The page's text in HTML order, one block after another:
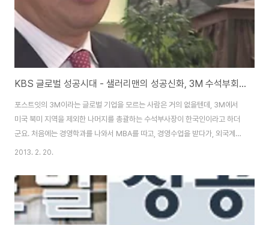
KBS 글로벌 성공시대 - 샐러리맨의 성공신화, 3M 수석부회장 신학철 (사원에서 임원까지 승진한 그의 비결은?)
포스트잇의 3M이라는 글로벌 기업을 모르는 사람은 거의 없을텐데, 3M에서
미국 북미 지역을 제외한 나머지를 총괄하는 수석부사장이 한국인이라고 하더
군요. 처음에는 경영학과를 나와서 MBA를 따고, 경영수업을 받다가, 외국계
회사로 승진을 하지 않았나 싶었는데, 놀랍게도 대학 졸업후에 바로 3M에 들
공학과를 나와서 교양서적에서 본 3M이라는 회사에 들어가서 정말 밤낮없이
일을 하면서 초고속승진을 하면서 현재는 수석부회장까지 올랐는데, 성공한 사
람들의 대부분은 일벌레인것은 맞는데, 뭐 주위에 보면 매일 야근하는 사람들
은 많지만, 승진을 고사하고, 자리를 보존하기도 어려운 현실속에서 신학철씨
2013. 2. 20.